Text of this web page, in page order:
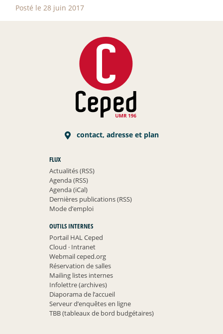
Posté le 28 juin 2017
contact, adresse et plan
FLUX
Actualités (RSS)
Agenda (RSS)
Agenda (iCal)
Dernières publications (RSS)
Mode d’emploi
OUTILS INTERNES
Portail HAL Ceped
Cloud ·Intranet
Webmail ceped.org
Réservation de salles
Mailing listes internes
Infolettre (archives)
Diaporama de l’accueil
Serveur d’enquêtes en ligne
TBB (tableaux de bord budgétaires)